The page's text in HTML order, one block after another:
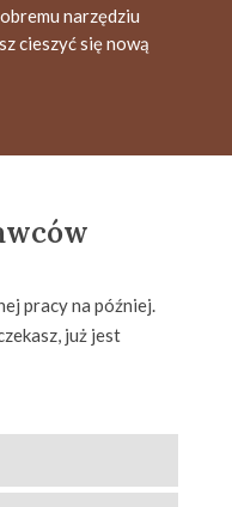
narzędziu
cieszyć się nową
pracy na później.
już jest